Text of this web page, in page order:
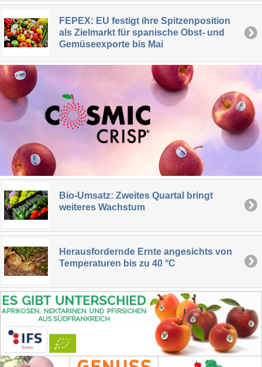
FEPEX: EU festigt ihre Spitzenposition
als Zielmarkt für spanische Obst- und
Gemüseexporte bis Mai
Bio-Umsatz: Zweites Quartal bringt
weiteres Wachstum
Herausfordernde Ernte angesichts von
Temperaturen bis zu 40 °C